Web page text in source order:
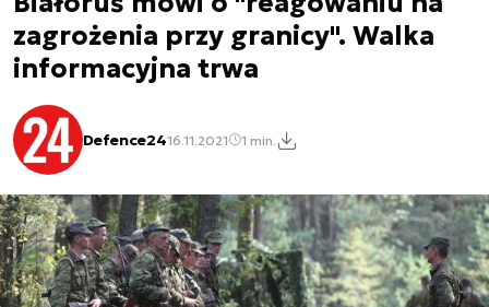
zagrożenia przy granicy". Walka
informacyjna trwa
Defence2416.11.2021 1 min.